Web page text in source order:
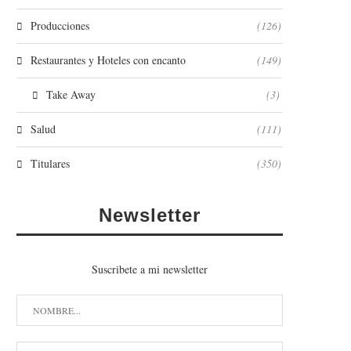
Producciones (126)
Restaurantes y Hoteles con encanto (149)
Take Away (3)
Salud (111)
Titulares (350)
Newsletter
Suscribete a mi newsletter